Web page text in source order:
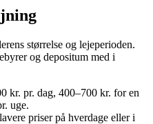
størrelse og lejeperioden.
og depositum med i
kr. pr. dag, 400–700 kr. for en
uge.
priser på hverdage eller i